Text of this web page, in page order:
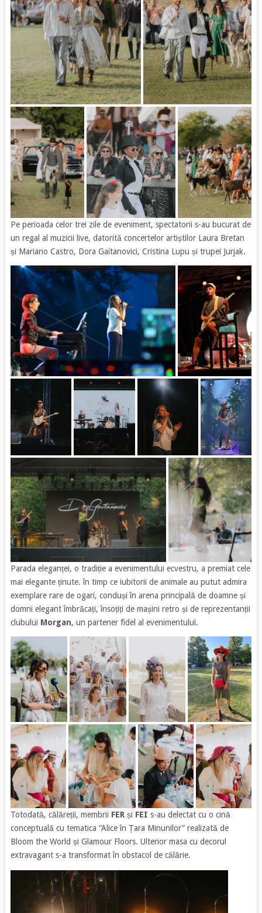
Pe perioada celor trei zile de eveniment, spectatorii s-au bucurat de
un regal al muzicii live, datorită concertelor artiștilor Laura Bretan
și Mariano Castro, Dora Gaitanovici, Cristina Lupu și trupei Jurjak.
Parada eleganței, o tradiție a evenimentului ecvestru, a premiat cele
mai elegante ținute. în timp ce iubitorii de animale au putut admira
exemplare rare de ogari, conduși în arena principală de doamne și
domni elegant îmbrăcați, însoțiți de mașini retro și de reprezentanții
clubului Morgan, un partener fidel al evenimentului.
Totodată, călăreții, membrii FERși FEI s-au delectat cu o cină
conceptuală cu tematica “Alice în Țara Minunilor” realizată de
Bloom the World și Glamour Floors. Ulterior masa cu decorul
extravagant s-a transformat în obstacol de călărie.